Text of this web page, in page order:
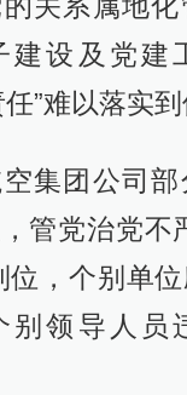
建设及党建
”难以落实到
集团公司
管党治党不
位，个别单
别领导人员